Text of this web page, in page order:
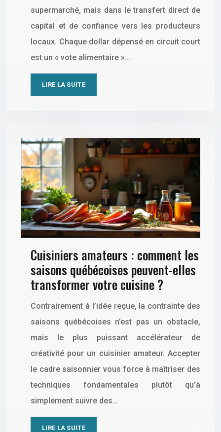
supermarché, mais dans le transfert direct de
capital et de confiance vers les producteurs
locaux. Chaque dollar dépensé en circuit court
est un « vote alimentaire »…
LIRE LA SUITE
Cuisiniers amateurs : comment les
saisons québécoises peuvent-elles
transformer votre cuisine ?
Contrairement à l’idée reçue, la contrainte des
saisons québécoises n’est pas un obstacle,
mais le plus puissant accélérateur de
créativité pour un cuisinier amateur. Accepter
le cadre saisonnier vous force à maîtriser des
techniques fondamentales plutôt qu’à
simplement suivre des…
LIRE LA SUITE